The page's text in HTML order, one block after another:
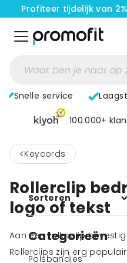
Profiteer tijdelijk van
Snelle service
100.000+
< Keycords
Sorteren
Categorieën
Polsbandjes
Rollerclip
logo of tekst
Aan een rollerclip
Rollerclips zijn erg